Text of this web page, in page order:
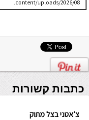
content/uploads/2026/08.
יש לבדוק
כתבות קשורות
צ’אטני בצל מתוק